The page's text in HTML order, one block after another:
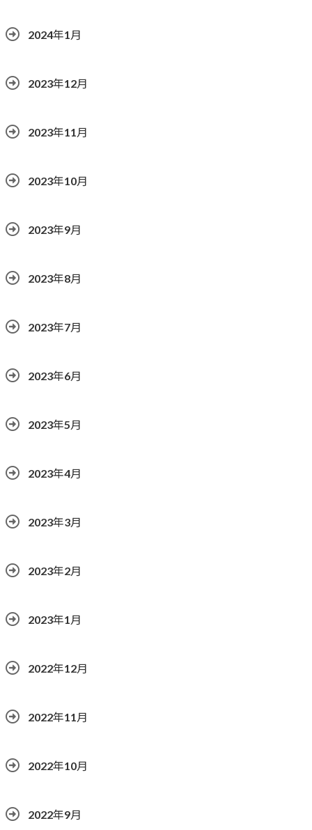
2024年1月
2023年12月
2023年11月
2023年10月
2023年9月
2023年8月
2023年7月
2023年6月
2023年5月
2023年4月
2023年3月
2023年2月
2023年1月
2022年12月
2022年11月
2022年10月
2022年9月